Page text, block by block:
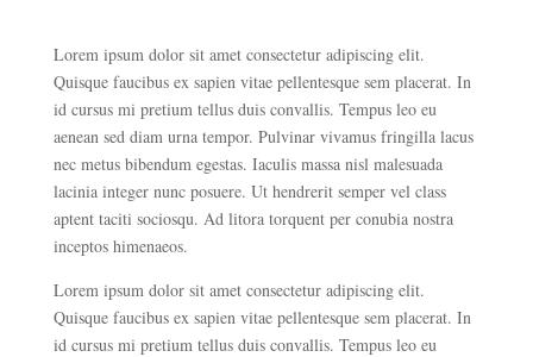
Lorem ipsum dolor sit amet consectetur adipiscing elit.
Quisque faucibus ex sapien vitae pellentesque sem placerat. In
id cursus mi pretium tellus duis convallis. Tempus leo eu
aenean sed diam urna tempor. Pulvinar vivamus fringilla lacus
nec metus bibendum egestas. Iaculis massa nisl malesuada
lacinia integer nunc posuere. Ut hendrerit semper vel class
aptent taciti sociosqu. Ad litora torquent per conubia nostra
inceptos himenaeos.
Lorem ipsum dolor sit amet consectetur adipiscing elit.
Quisque faucibus ex sapien vitae pellentesque sem placerat. In
id cursus mi pretium tellus duis convallis. Tempus leo eu